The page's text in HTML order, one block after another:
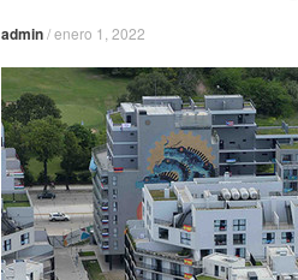
admin/enero 1, 2022